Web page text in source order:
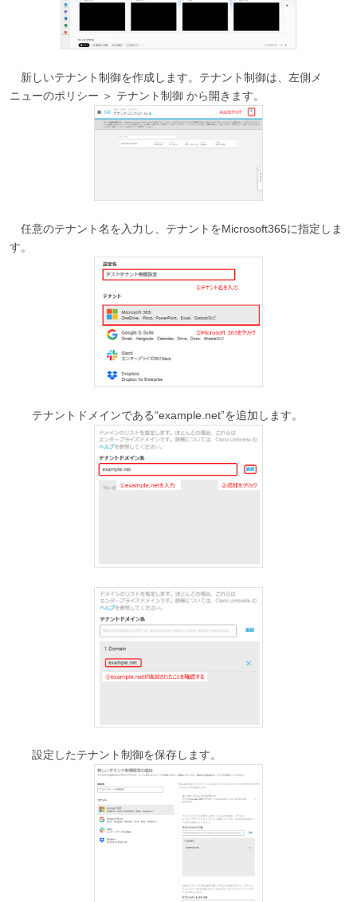
新しいテナント制御を作成します。テナント制御は、左側メ
ニューのポリシー ＞ テナント制御 から開きます。
任意のテナント名を入力し、テナントをMicrosoft365に指定しま
す。
テナントドメインである“example.net”を追加します。
設定したテナント制御を保存します。